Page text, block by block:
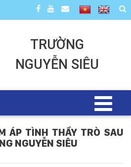
TRƯỜNG
NGUYỄN SIÊU
ÁP TÌNH THẦY TRÒ SAU
NGUYỄN SIÊU